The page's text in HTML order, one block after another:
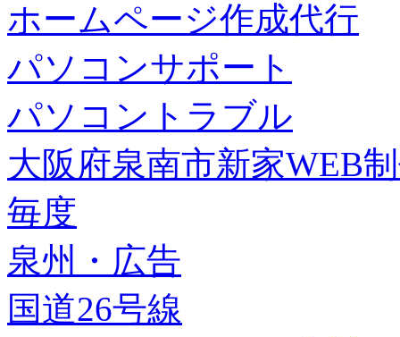
ホームページ作成代行
パソコンサポート
パソコントラブル
大阪府泉南市新家WEB
毎度
泉州・広告
国道26号線